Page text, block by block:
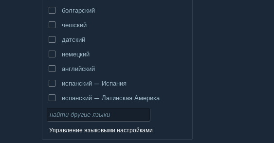
болгарский
чешский
датский
немецкий
английский
испанский — Испания
испанский — Латинская Америка
Управление языковыми настройками